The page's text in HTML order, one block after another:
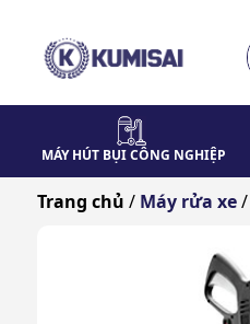
MÁY HÚT BỤI CÔNG NGHIỆP
Trang chủ / Máy rửa xe /